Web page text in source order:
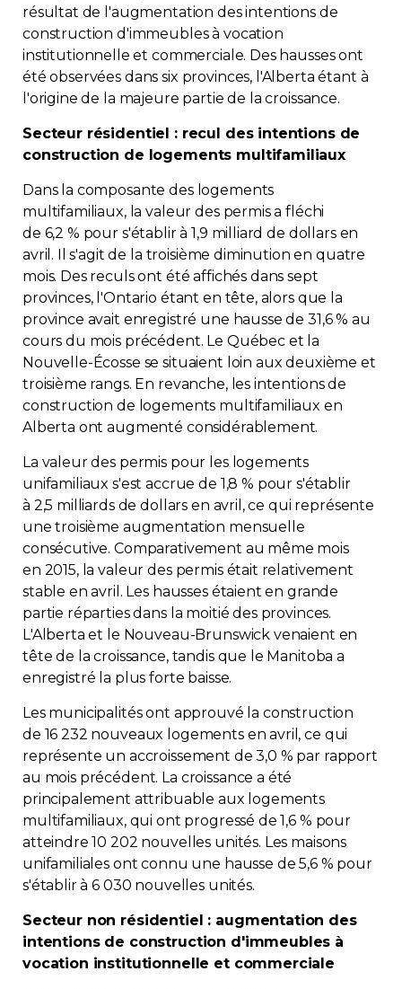
Zone Membres
Français
Contact
Adhésion
résultat de l'augmentation des intentions de
construction d'immeubles à vocation
institutionnelle et commerciale. Des hausses ont
été observées dans six provinces, l'Alberta étant à
l'origine de la majeure partie de la croissance.
Secteur résidentiel : recul des intentions de
construction de logements multifamiliaux
Dans la composante des logements
multifamiliaux, la valeur des permis a fléchi
de 6,2 % pour s'établir à 1,9 milliard de dollars en
avril. Il s'agit de la troisième diminution en quatre
mois. Des reculs ont été affichés dans sept
provinces, l'Ontario étant en tête, alors que la
province avait enregistré une hausse de 31,6 % au
cours du mois précédent. Le Québec et la
Nouvelle-Écosse se situaient loin aux deuxième et
troisième rangs. En revanche, les intentions de
construction de logements multifamiliaux en
Alberta ont augmenté considérablement.
La valeur des permis pour les logements
unifamiliaux s'est accrue de 1,8 % pour s'établir
à 2,5 milliards de dollars en avril, ce qui représente
une troisième augmentation mensuelle
consécutive. Comparativement au même mois
en 2015, la valeur des permis était relativement
stable en avril. Les hausses étaient en grande
partie réparties dans la moitié des provinces.
L'Alberta et le Nouveau-Brunswick venaient en
tête de la croissance, tandis que le Manitoba a
enregistré la plus forte baisse.
Les municipalités ont approuvé la construction
de 16 232 nouveaux logements en avril, ce qui
représente un accroissement de 3,0 % par rapport
au mois précédent. La croissance a été
principalement attribuable aux logements
multifamiliaux, qui ont progressé de 1,6 % pour
atteindre 10 202 nouvelles unités. Les maisons
unifamiliales ont connu une hausse de 5,6 % pour
s'établir à 6 030 nouvelles unités.
Secteur non résidentiel : augmentation des
intentions de construction d'immeubles à
vocation institutionnelle et commerciale